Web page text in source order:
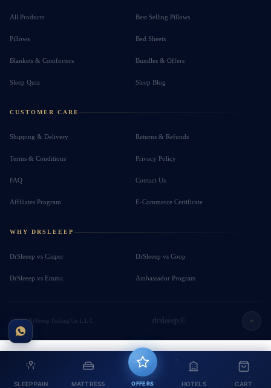
All Products Best Selling Pillows
Pillows Bed Sheets
Blankets & Comforters Bundles & Offers
Sleep Quiz Sleep Blog
CUSTOMER CARE
Shipping & Delivery Returns & Refunds
Terms & Conditions Privacy Policy
FAQ Contact Us
Affiliates Program E-Commerce Certificate
WHY DRSLEEEP
DrSleeep vs Casper DrSleeep vs Coop
DrSleeep vs Emma Ambassador Program
© 2026 DrSleeep Trading Co. L.L.C. drsleeep®
SLEEP PAIN MATTRESS OFFERS HOTELS CART